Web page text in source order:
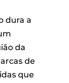
dura a
da
de
que